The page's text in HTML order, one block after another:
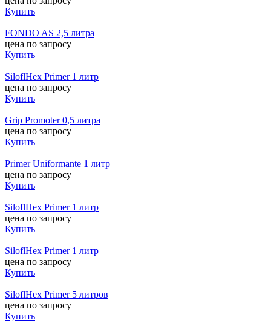
Купить
FONDO AS 2,5 литра
цена по запросу
Купить
SiloflHex Primer 1 литр
цена по запросу
Купить
Grip Promoter 0,5 литра
цена по запросу
Купить
Primer Uniformante 1 литр
цена по запросу
Купить
SiloflHex Primer 1 литр
цена по запросу
Купить
SiloflHex Primer 1 литр
цена по запросу
Купить
SiloflHex Primer 5 литров
цена по запросу
Купить